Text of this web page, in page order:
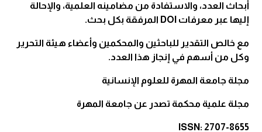
أبحاث العدد، والاستفادة من مضامينه العلمية، والإحالة
إليها عبر معرفات DOI المرفقة بكل بحث.
مع خالص التقدير للباحثين والمحكمين وأعضاء هيئة التحرير
وكل من أسهم في إنجاز هذا العدد.
مجلة جامعة المهرة للعلوم الإنسانية
مجلة علمية محكمة تصدر عن جامعة المهرة
ISSN: 2707-8655